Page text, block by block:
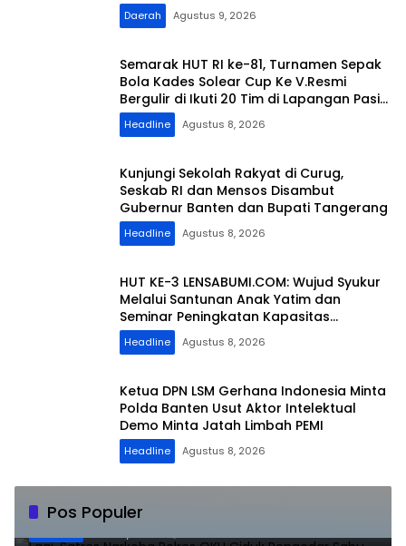
Daerah Agustus 9, 2026
Semarak HUT RI ke-81, Turnamen Sepak
Bola Kades Solear Cup Ke V.Resmi
Bergulir di Ikuti 20 Tim di Lapangan Pasir
Kiang
Headline Agustus 8, 2026
Kunjungi Sekolah Rakyat di Curug,
Seskab RI dan Mensos Disambut
Gubernur Banten dan Bupati Tangerang
Headline Agustus 8, 2026
HUT KE-3 LENSABUMI.COM: Wujud Syukur
Melalui Santunan Anak Yatim dan
Seminar Peningkatan Kapasitas
Jurnalistik
Headline Agustus 8, 2026
Ketua DPN LSM Gerhana Indonesia Minta
Polda Banten Usut Aktor Intelektual
Demo Minta Jatah Limbah PEMI
Headline Agustus 8, 2026
Pos Populer
1
Pengedar Sabu